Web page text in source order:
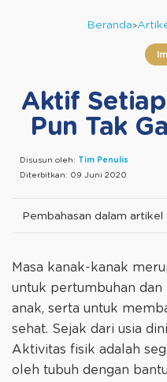
Beranda
Aktif
Pun Tak
Disusun oleh: Tim Penulis
Diterbitkan: 09 Juni 2020
Pembahasan dalam artikel :
Masa kanak-kanak
untuk pertumbuhan
anak, serta untuk
sehat. Sejak dari usia
Aktivitas fisik adalah
oleh tubuh dengan